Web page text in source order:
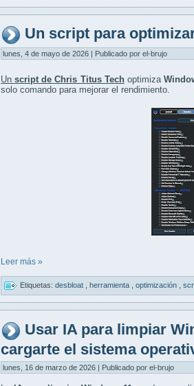
Un script para
lunes, 4 de mayo de 2026 | Publicado por el-brujo
Unscript de Chris Titus Techoptimiza
solo comando para mejorar el rendimiento.
Leer más »
Etiquetas: desbloat herramienta optimización
Usar IA para limpiar
cargarte el sistema
lunes, 16 de marzo de 2026 | Publicado por el-brujo